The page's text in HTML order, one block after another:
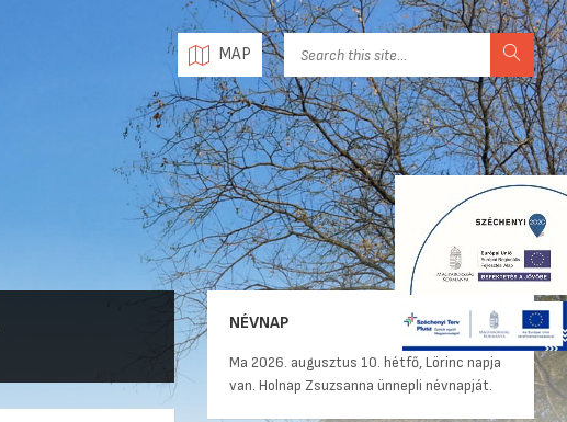
MAP
NÉVNAP
Ma 2026. augusztus 10. hétfő, Lörinc napja
van. Holnap Zsuzsanna ünnepli névnapját.